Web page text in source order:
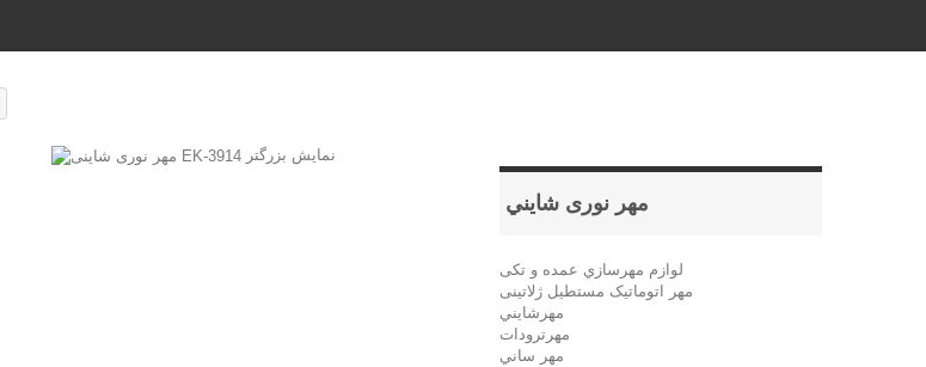
مهر نوری شايني
لوازم مهرسازي عمده و تکی
مهر اتوماتیک مستطيل ژلاتینی
مهرشايني
مهرترودات
مهر ساني
نمایش بزرگتر